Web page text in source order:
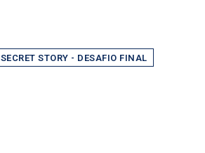
SECRET STORY - DESAFIO FINAL